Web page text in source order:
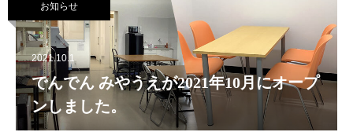
お知らせ
2021.10.1
でんでん みやうえが2021年10月にオープ
ンしました。